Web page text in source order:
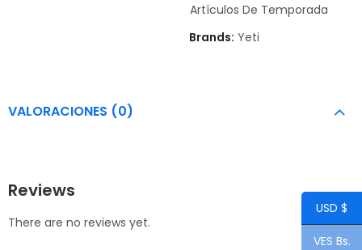
Artículos De Temporada
Brands: Yeti
VALORACIONES (0)
Reviews
There are no reviews yet.
USD $
VES Bs.